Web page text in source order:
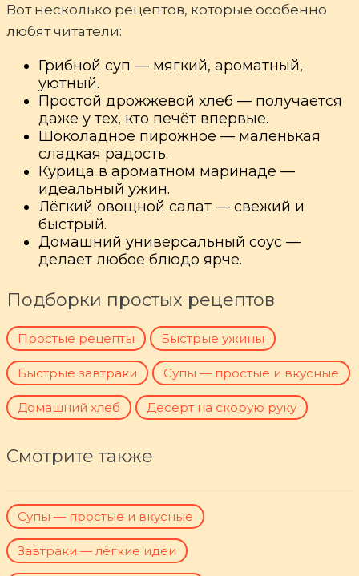
Вот несколько рецептов, которые особенно
любят читатели:
Грибной суп — мягкий, ароматный,
уютный.
Простой дрожжевой хлеб — получается
даже у тех, кто печёт впервые.
Шоколадное пирожное — маленькая
сладкая радость.
Курица в ароматном маринаде —
идеальный ужин.
Лёгкий овощной салат — свежий и
быстрый.
Домашний универсальный соус —
делает любое блюдо ярче.
Подборки простых рецептов
Простые рецепты Быстрые ужины
Быстрые завтраки Супы — простые и вкусные
Домашний хлеб Десерт на скорую руку
Смотрите также
Супы — простые и вкусные
Завтраки — лёгкие идеи